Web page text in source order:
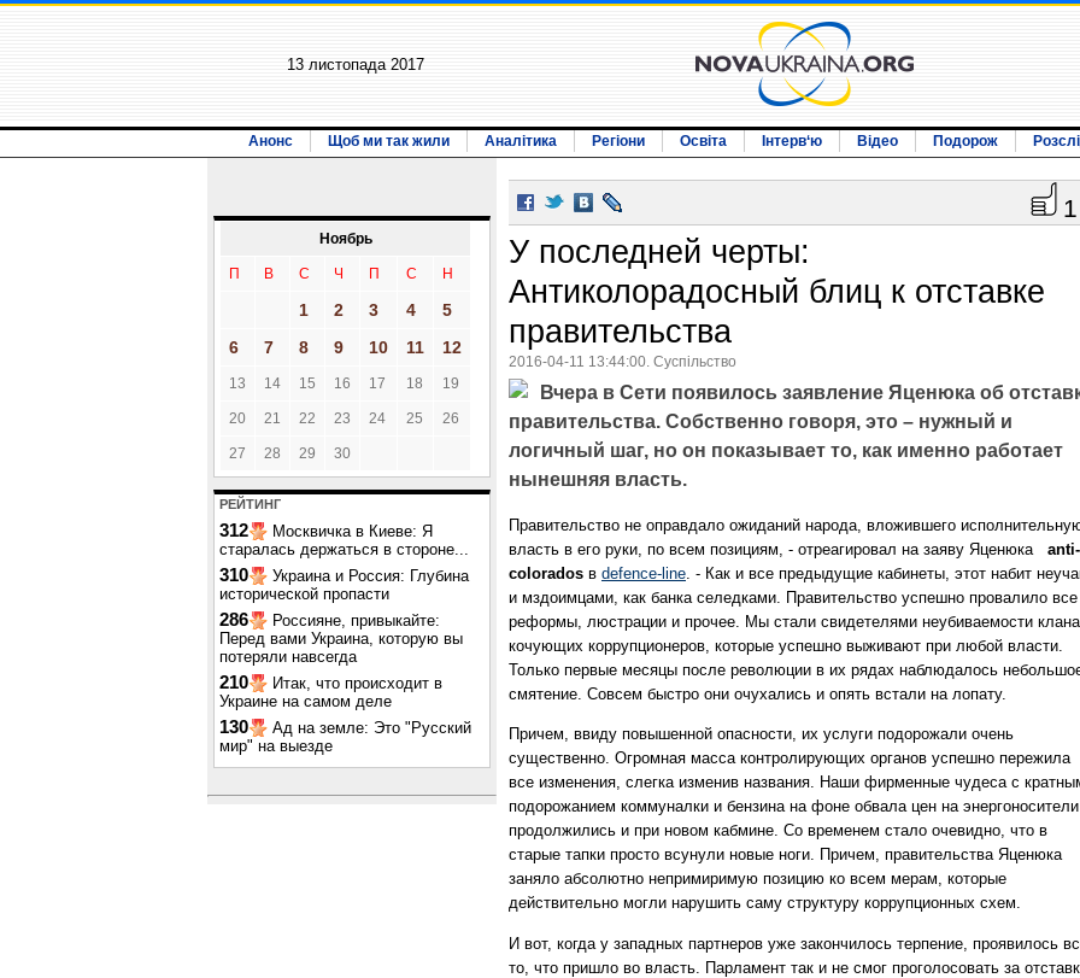
13 листопада 2017
Анонс Щоб ми так жили Аналітика Регіони Освіта Інтерв‘ю Відео Подорож
Ноябрь
П В С Ч П С Н
1 2 3 4
5
6
7 8 9 10 11 12
13 14 15 16 17 18 19
20 21 22 23 24 25 26
27 28 29 30
РЕЙТИНГ
312
Москвичка в Киеве: Я
старалась держаться в стороне...
310
Украина и Россия: Глубина
исторической пропасти
286
Россияне, привыкайте:
Перед вами Украина, которую вы
потеряли навсегда
210
Итак, что происходит в
Украине на самом деле
130
Ад на земле: Это "Русский
мир" на выезде
1
У последней черты:
Антиколорадосный блиц к отставке
правительства
2016-04-11 13:44:00. Суспільство
Вчера в Сети появилось заявление Яценюка об
правительства. Собственно говоря, это – нужный и
логичный шаг, но он показывает то, как именно работает
нынешняя власть.
Правительство не оправдало ожиданий народа, вложившего
власть в его руки, по всем позициям, - отреагировал на заяву Яценюка
anti-
colorados в defence-line. - Как и все предыдущие кабинеты, этот набит
и мздоимцами, как банка селедками. Правительство успешно провалило все
реформы, люстрации и прочее. Мы стали свидетелями неубиваемости клана
кочующих коррупционеров, которые успешно выживают при любой власти.
Только первые месяцы после революции в их рядах наблюдалось
смятение. Совсем быстро они очухались и опять встали на лопату.
Причем, ввиду повышенной опасности, их услуги подорожали очень
существенно. Огромная масса контролирующих органов успешно пережила
все изменения, слегка изменив названия. Наши фирменные чудеса с
подорожанием коммуналки и бензина на фоне обвала цен на
продолжились и при новом кабмине. Со временем стало очевидно, что в
старые тапки просто всунули новые ноги. Причем, правительства Яценюка
заняло абсолютно непримиримую позицию ко всем мерам, которые
действительно могли нарушить саму структуру коррупционных схем.
И вот, когда у западных партнеров уже закончилось терпение, проявилось
то, что пришло во власть. Парламент так и не смог проголосовать за